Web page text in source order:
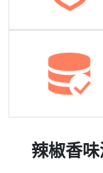
辣椒香